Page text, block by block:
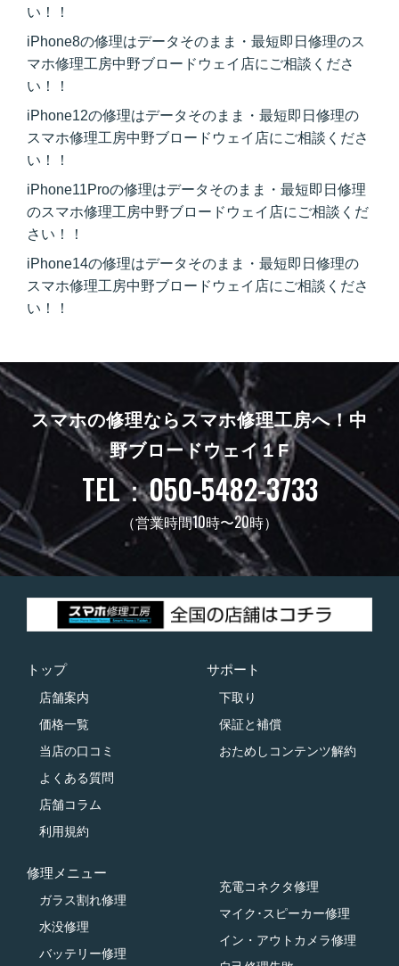
い！！
iPhone8の修理はデータそのまま・最短即日修理のス
マホ修理工房中野ブロードウェイ店にご相談くださ
い！！
iPhone12の修理はデータそのまま・最短即日修理の
スマホ修理工房中野ブロードウェイ店にご相談くださ
い！！
iPhone11Proの修理はデータそのまま・最短即日修理
のスマホ修理工房中野ブロードウェイ店にご相談くだ
さい！！
iPhone14の修理はデータそのまま・最短即日修理の
スマホ修理工房中野ブロードウェイ店にご相談くださ
い！！
スマホの修理ならスマホ修理工房へ！中
野ブロードウェイ１F
TEL：050-5482-3733
（営業時間10時〜20時）
トップ
店舗案内
価格一覧
当店の口コミ
よくある質問
店舗コラム
利用規約
サポート
下取り
保証と補償
おためしコンテンツ解約
修理メニュー
ガラス割れ修理
水没修理
バッテリー修理
充電コネクタ修理
マイク･スピーカー修理
イン・アウトカメラ修理